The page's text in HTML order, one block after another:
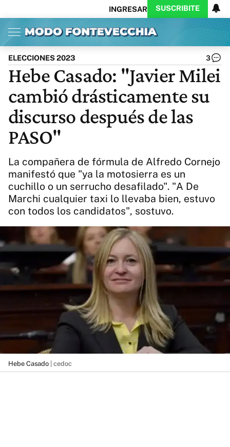
INGRESAR SUSCRIBITE
Inicio Ahora
Opinión
Política
Ciencia
Cultura
Arte
Educación
Internacional
Clima
CARAS
Exitoina
Turismo
Videos
Córdoba
Reperfilar
Business
Diario del Juicio
Actualidad
ELECCIONES 2023 3
Hebe Casado: "Javier Milei
cambió drásticamente su
discurso después de las
PASO"
La compañera de fórmula de Alfredo Cornejo
manifestó que "ya la motosierra es un
cuchillo o un serrucho desafilado". "A De
Marchi cualquier taxi lo llevaba bien, estuvo
con todos los candidatos", sostuvo.
Hebe Casado | cedoc